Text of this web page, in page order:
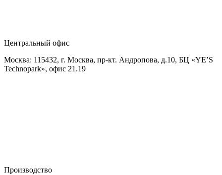
Центральный офис
Москва: 115432, г. Москва, пр-кт. Андропова, д.10, БЦ «YE’S
Technopark», офис 21.19
Производство